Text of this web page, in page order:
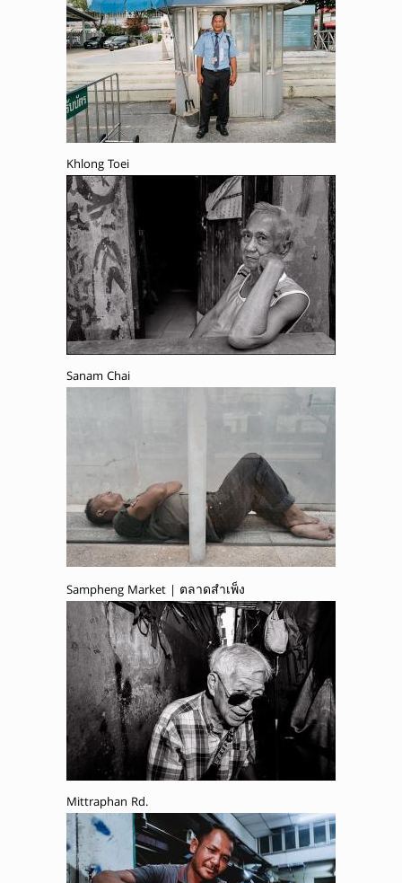
Khlong Toei
Sanam Chai
Sampheng Market | ตลาดสำเพ็ง
Mittraphan Rd.